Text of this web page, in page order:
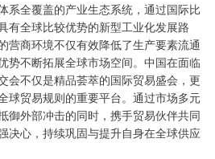
系全覆盖的产业生态系统，通过国际比
有全球比较优势的新型工业化发展路
营商环境不仅有效降低了生产要素流通
势不断拓展全球市场空间。中国在面临
会不仅是精品荟萃的国际贸易盛会，更
球贸易规则的重要平台。通过市场多元
御外部冲击的同时，携手贸易伙伴共同
决心，持续巩固与提升自身在全球供应